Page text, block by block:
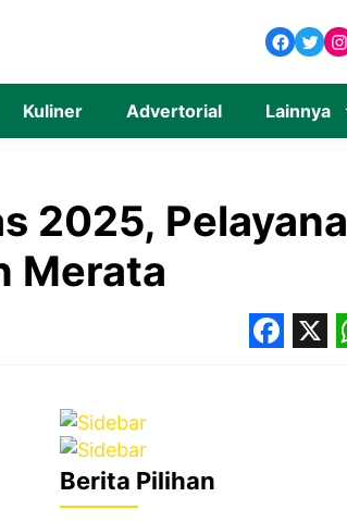
Kuliner Advertorial Lainnya
2025,
Merata
Berita Pilihan